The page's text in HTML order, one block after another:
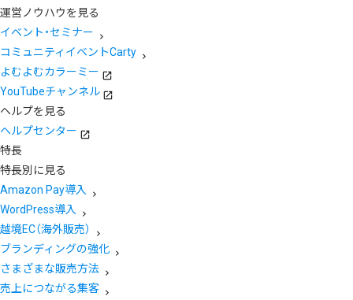
運営ノウハウを見る
イベント・セミナー
コミュニティイベントCarty
よむよむカラーミー
YouTubeチャンネル
ヘルプを見る
ヘルプセンター
特長
特長別に見る
Amazon Pay導入
WordPress導入
越境EC（海外販売）
ブランディングの強化
さまざまな販売方法
売上につながる集客